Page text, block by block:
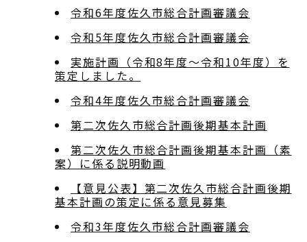
令和6年度佐久市総合計画審議会
令和5年度佐久市総合計画審議会
実施計画（令和8年度～令和10年度）を
策定しました。
令和4年度佐久市総合計画審議会
第二次佐久市総合計画後期基本計画
第二次佐久市総合計画後期基本計画（素
案）に係る説明動画
【意見公表】第二次佐久市総合計画後期
基本計画の策定に係る意見募集
令和3年度佐久市総合計画審議会